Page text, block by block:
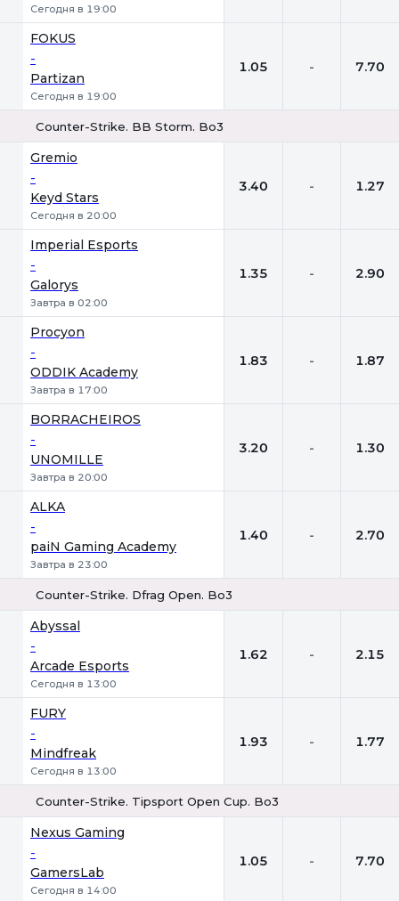
Сегодня в 19:00
FOKUS
-
Partizan
Сегодня в 19:00
1.05 - 7.70
Counter-Strike. BB Storm. Bo3
Gremio
-
Keyd Stars
Сегодня в 20:00
3.40 - 1.27
Imperial Esports
-
Galorys
Завтра в 02:00
1.35 - 2.90
Procyon
-
ODDIK Academy
Завтра в 17:00
1.83 - 1.87
BORRACHEIROS
-
UNOMILLE
Завтра в 20:00
3.20 - 1.30
ALKA
-
paiN Gaming Academy
Завтра в 23:00
1.40 - 2.70
Counter-Strike. Dfrag Open. Bo3
Abyssal
-
Arcade Esports
Сегодня в 13:00
1.62 - 2.15
FURY
-
Mindfreak
Сегодня в 13:00
1.93 - 1.77
Counter-Strike. Tipsport Open Cup. Bo3
Nexus Gaming
-
GamersLab
Сегодня в 14:00
1.05 - 7.70